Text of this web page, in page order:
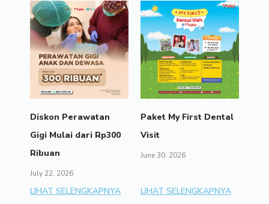
Diskon Perawatan
Gigi Mulai dari Rp300
Ribuan
July 22, 2026
LIHAT SELENGKAPNYA
Paket My First Dental
Visit
June 30, 2026
LIHAT SELENGKAPNYA